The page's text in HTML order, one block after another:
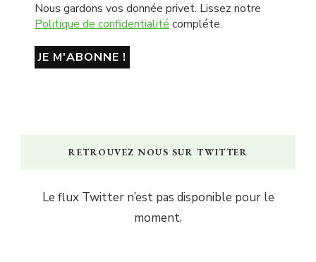
Nous gardons vos donnée privet. Lissez notre
Politique de confidentialité compléte.
RETROUVEZ NOUS SUR TWITTER
Le flux Twitter n’est pas disponible pour le
moment.